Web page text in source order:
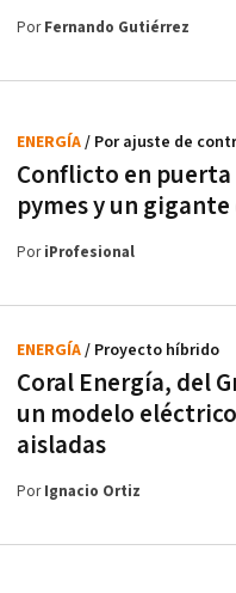
PorFernando Gutiérrez
Conflicto en puerta
pymes y un gigante
ENERGÍA/ Por ajuste de
PoriProfesional
Coral Energía, del
un modelo
aisladas
ENERGÍA/ Proyecto híbrido
PorIgnacio Ortiz